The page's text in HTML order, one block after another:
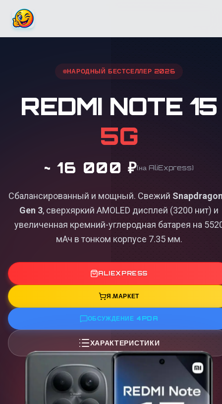
НАРОДНЫЙ БЕСТСЕЛЛЕР 2026
REDMI NOTE 15
5G
~ 16 000 ₽(на AliExpress)
Сбалансированный и мощный. Свежий
Gen 3, сверхяркий AMOLED дисплей (3200 нит) и
увеличенная кремний-углеродная батарея на
мАч в тонком корпусе 7.35 мм.
ALIEXPRESS
Я.МАРКЕТ
ОБСУЖДЕНИЕ 4PDA
ХАРАКТЕРИСТИКИ